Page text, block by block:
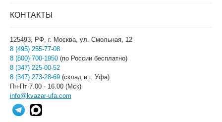
КОНТАКТЫ
125493, РФ, г. Москва, ул. Смольная, 12
8 (495) 255-77-08
8 (800) 700-1950 (по России бесплатно)
8 (347) 225-00-52
8 (347) 273-28-69 (склад в г. Уфа)
Пн-Пт 7.00 - 16.00 (Мск)
info@kvazar-ufa.com